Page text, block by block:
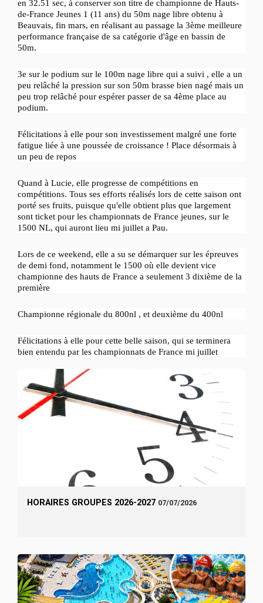
en 32.51 sec, à conserver son titre de championne de Hauts-
de-France Jeunes 1 (11 ans) du 50m nage libre obtenu à
Beauvais, fin mars, en réalisant au passage la 3ème meilleure
performance française de sa catégorie d'âge en bassin de
50m.
3e sur le podium sur le 100m nage libre qui a suivi , elle a un
peu relâché la pression sur son 50m brasse bien nagé mais un
peu trop relâché pour espérer passer de sa 4ème place au
podium.
Félicitations à elle pour son investissement malgré une forte
fatigue liée à une poussée de croissance ! Place désormais à
un peu de repos
Quand à Lucie, elle progresse de compétitions en
compétitions. Tous ses efforts réalisés lors de cette saison ont
porté ses fruits, puisque qu'elle obtient plus que largement
sont ticket pour les championnats de France jeunes, sur le
1500 NL, qui auront lieu mi juillet a Pau.
Lors de ce weekend, elle a su se démarquer sur les épreuves
de demi fond, notamment le 1500 où elle devient vice
championne des hauts de France a seulement 3 dixième de la
première
Championne régionale du 800nl , et deuxième du 400nl
Félicitations à elle pour cette belle saison, qui se terminera
bien entendu par les championnats de France mi juillet
HORAIRES GROUPES 2026-2027 07/07/2026